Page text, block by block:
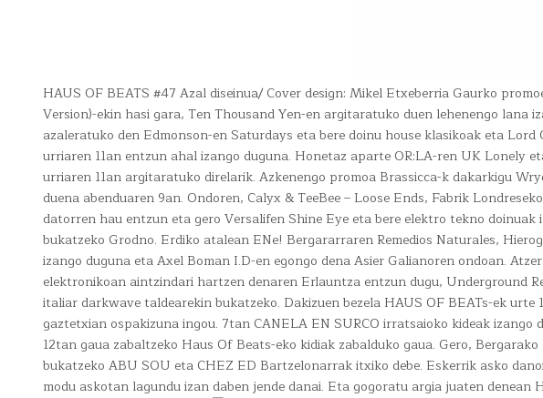
HAUS OF BEATS #47 Azal diseinua/ Cover design: Mikel Etxeberria Gaurko
Version)-ekin hasi gara, Ten Thousand Yen-en argitaratuko duen lehenengo lana
azaleratuko den Edmonson-en Saturdays eta bere doinu house klasikoak eta
urriaren 11an entzun ahal izango duguna. Honetaz aparte OR:LA-ren UK Lonely
urriaren 11an argitaratuko direlarik. Azkenengo promoa Brassicca-k dakarkigu
duena abenduaren 9an. Ondoren, Calyx & TeeBee – Loose Ends, Fabrik
datorren hau entzun eta gero Versalifen Shine Eye eta bere elektro tekno
bukatzeko Grodno. Erdiko atalean ENe! Bergararraren Remedios Naturales,
izango duguna eta Axel Boman I.D-en egongo dena Asier Galianoren ondoan.
elektronikoan aintzindari hartzen denaren Erlauntza entzun dugu, Underground
italiar darkwave taldearekin bukatzeko. Dakizuen bezela HAUS OF BEATs-ek
gaztetxian ospakizuna ingou. 7tan CANELA EN SURCO irratsaioko kideak izango
12tan gaua zabaltzeko Haus Of Beats-eko kidiak zabalduko gaua. Gero,
bukatzeko ABU SOU eta CHEZ ED Bartzelonarrak itxiko debe. Eskerrik asko
modu askotan lagundu izan daben jende danai. Eta gogoratu argia juaten denean